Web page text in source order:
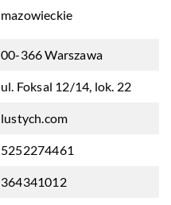
mazowieckie
00-366 Warszawa
ul. Foksal 12/14, lok. 22
lustych.com
5252274461
364341012